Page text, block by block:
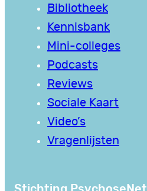
Bibliotheek
Kennisbank
Mini-colleges
Podcasts
Reviews
Sociale Kaart
Video’s
Vragenlijsten